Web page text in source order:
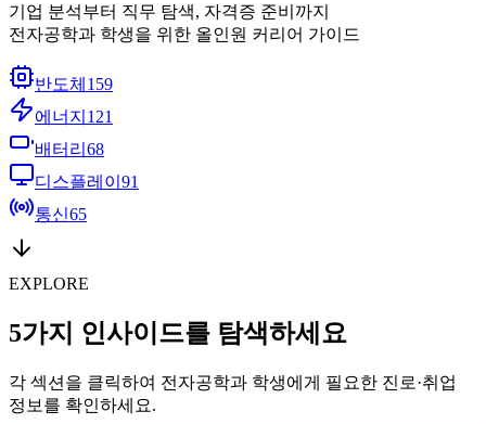
기업 분석부터 직무 탐색, 자격증 준비까지
전자공학과 학생을 위한 올인원 커리어 가이드
반도체 159
에너지 121
배터리 68
디스플레이 91
통신65
EXPLORE
5가지 인사이드를 탐색하세요
각 섹션을 클릭하여 전자공학과 학생에게 필요한 진로·취업
정보를 확인하세요.